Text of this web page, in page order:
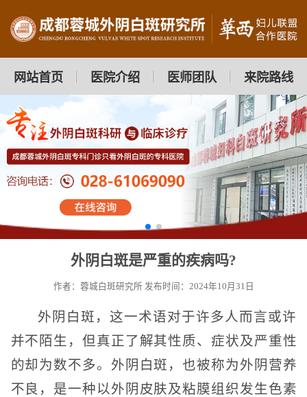
网站首页 医院介绍 医师团队 来院路线
外阴白斑是严重的疾病吗?
作者：蓉城白斑研究所 发布时间：2024年10月31日
外阴白斑，这一术语对于许多人而言或许
并不陌生，但真正了解其性质、症状及严重性
的却为数不多。外阴白斑，也被称为外阴营养
不良，是一种以外阴皮肤及粘膜组织发生色素